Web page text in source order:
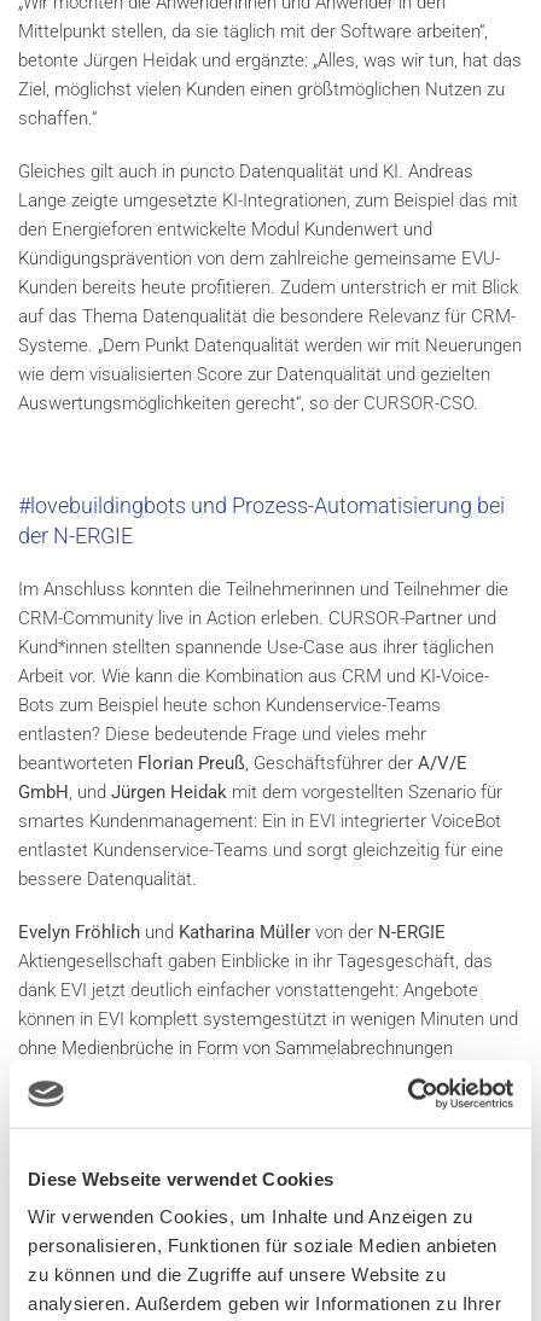
Diese Webseite verwendet Cookies
Wir verwenden Cookies, um Inhalte und Anzeigen zu
personalisieren, Funktionen für soziale Medien anbieten
zu können und die Zugriffe auf unsere Website zu
analysieren. Außerdem geben wir Informationen zu Ihrer
Mittelpunkt stellen, da sie täglich mit der Software arbeiten“,
betonte Jürgen Heidak und ergänzte: „Alles, was wir tun, hat das
Ziel, möglichst vielen Kunden einen größtmöglichen Nutzen zu
schaffen.“
Gleiches gilt auch in puncto Datenqualität und KI. Andreas
Lange zeigte umgesetzte KI-Integrationen, zum Beispiel das mit
den Energieforen entwickelte Modul Kundenwert und
Kündigungsprävention von dem zahlreiche gemeinsame EVU-
Kunden bereits heute profitieren. Zudem unterstrich er mit Blick
auf das Thema Datenqualität die besondere Relevanz für CRM-
Systeme. „Dem Punkt Datenqualität werden wir mit Neuerungen
wie dem visualisierten Score zur Datenqualität und gezielten
Auswertungsmöglichkeiten gerecht“, so der CURSOR-CSO.
#lovebuildingbots und Prozess-Automatisierung bei
der N-ERGIE
Im Anschluss konnten die Teilnehmerinnen und Teilnehmer die
CRM-Community live in Action erleben. CURSOR-Partner und
Kund*innen stellten spannende Use-Case aus ihrer täglichen
Arbeit vor. Wie kann die Kombination aus CRM und KI-Voice-
Bots zum Beispiel heute schon Kundenservice-Teams
entlasten? Diese bedeutende Frage und vieles mehr
beantworteten Florian Preuß, Geschäftsführer der A/V/E
GmbH, und Jürgen Heidak mit dem vorgestellten Szenario für
smartes Kundenmanagement: Ein in EVI integrierter VoiceBot
entlastet Kundenservice-Teams und sorgt gleichzeitig für eine
bessere Datenqualität.
Evelyn Fröhlich und Katharina Müller von der N-ERGIE
Aktiengesellschaft gaben Einblicke in ihr Tagesgeschäft, das
dank EVI jetzt deutlich einfacher vonstattengeht: Angebote
können in EVI komplett systemgestützt in wenigen Minuten und
ohne Medienbrüche in Form von Sammelabrechnungen
automatisiert bearbeitet werden. Die eingesparten Ressourcen
schlagen sich in beeindruckenden Zahlen nieder: „Rein auf das
aktuelle Lieferjahr 2023 bezogen konnten 1.150
zusammengefasst werden“, berichtete Evelyn Fröhlich.
Wie die CURSOR-Lösungen als Automatisierungstool fungieren,
zeigteStephan Umbachvon derSCHUFA Holding AGin seiner
Keynote. Der Partnermanager präsentierte die neue,